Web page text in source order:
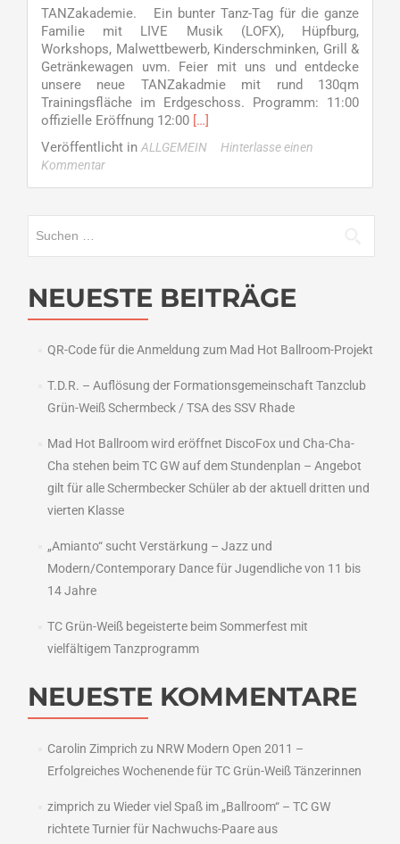
TANZakademie. Ein bunter Tanz-Tag für die ganze
Familie mit LIVE Musik (LOFX), Hüpfburg,
Workshops, Malwettbewerb, Kinderschminken, Grill &
Getränkewagen uvm. Feier mit uns und entdecke
unsere neue TANZakadmie mit rund 130qm
Trainingsfläche im Erdgeschoss. Programm: 11:00
offizielle Eröffnung 12:00 Read
about
der
[…]
Veröffentlicht in ALLGEMEIN
Hinterlasse einen
Kommentar
NEUESTE BEITRÄGE
QR-Code für die Anmeldung zum Mad Hot Ballroom-Projekt
T.D.R. – Auflösung der Formationsgemeinschaft Tanzclub
Grün-Weiß Schermbeck / TSA des SSV Rhade
Mad Hot Ballroom wird eröffnet DiscoFox und Cha-Cha-
Cha stehen beim TC GW auf dem Stundenplan – Angebot
gilt für alle Schermbecker Schüler ab der aktuell dritten und
vierten Klasse
„Amianto“ sucht Verstärkung – Jazz und
Modern/Contemporary Dance für Jugendliche von 11 bis
14 Jahre
TC Grün-Weiß begeisterte beim Sommerfest mit
vielfältigem Tanzprogramm
NEUESTE KOMMENTARE
Carolin Zimprich zu NRW Modern Open 2011 –
Erfolgreiches Wochenende für TC Grün-Weiß Tänzerinnen
zimprich zu Wieder viel Spaß im „Ballroom“ – TC GW
richtete Turnier für Nachwuchs-Paare aus